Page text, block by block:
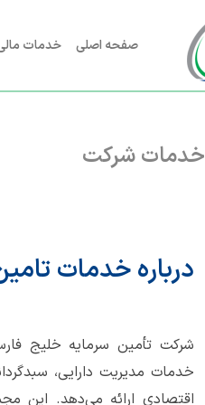
صفحه اصلی خدمات
خدماتشرکت
درباره خدمات
شرکت تأمین سرمایه خلیج
خدمات مدیریت دارایی،
اقتصادی ارائه می‌دهد. این